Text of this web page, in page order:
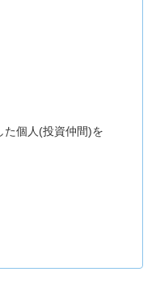
た個人(投資仲間)を